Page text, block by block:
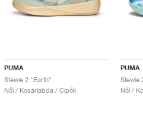
PUMA
Stewie 2 "Earth"
Női / Kosárlabda / Cipők
PUMA
Stewie
Női /